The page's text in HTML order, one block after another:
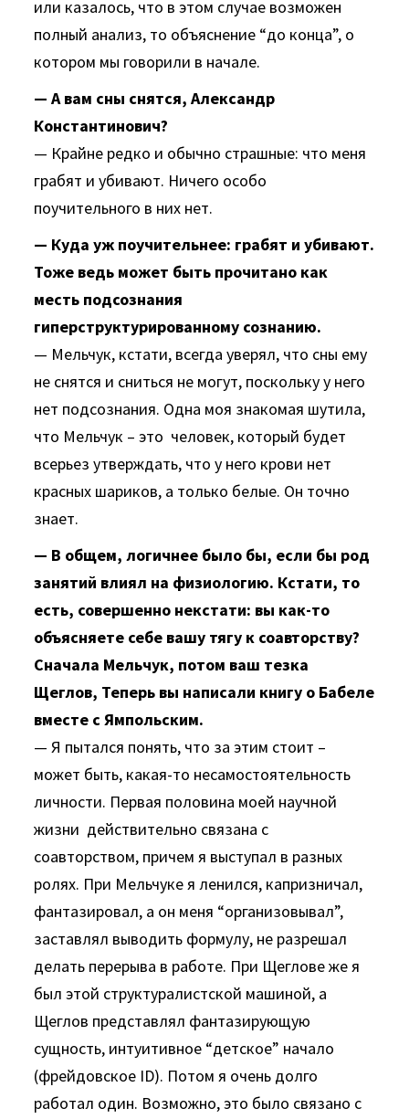
или казалось, что в этом случае возможен
полный анализ, то объяснение “до конца”, о
котором мы говорили в начале.
— А вам сны снятся, Александр
Константинович?
— Крайне редко и обычно страшные: что меня
грабят и убивают. Ничего особо
поучительного в них нет.
— Куда уж поучительнее: грабят и убивают.
Тоже ведь может быть прочитано как
месть подсознания
гиперструктурированному сознанию.
— Мельчук, кстати, всегда уверял, что сны ему
не снятся и сниться не могут, поскольку у него
нет подсознания. Одна моя знакомая шутила,
что Мельчук – это человек, который будет
всерьез утверждать, что у него крови нет
красных шариков, а только белые. Он точно
знает.
— В общем, логичнее было бы, если бы род
занятий влиял на физиологию. Кстати, то
есть, совершенно некстати: вы как-то
объясняете себе вашу тягу к соавторству?
Сначала Мельчук, потом ваш тезка
Щеглов, Теперь вы написали книгу о Бабеле
вместе с Ямпольским.
— Я пытался понять, что за этим стоит –
может быть, какая-то несамостоятельность
личности. Первая половина моей научной
жизни действительно связана с
соавторством, причем я выступал в разных
ролях. При Мельчуке я ленился, капризничал,
фантазировал, а он меня “организовывал”,
заставлял выводить формулу, не разрешал
делать перерыва в работе. При Щеглове же я
был этой структуралистской машиной, а
Щеглов представлял фантазирующую
сущность, интуитивное “детское” начало
(фрейдовское ID). Потом я очень долго
работал один. Возможно, это было связано с